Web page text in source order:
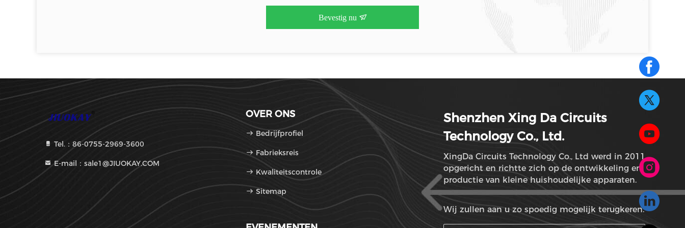
Bevestig nu
Tel.：86-0755-2969-3600
E-mail：sale1@JIUOKAY.COM
OVER ONS
Bedrijfprofiel
Fabrieksreis
Kwaliteitscontrole
Sitemap
Shenzhen Xing Da Circuits
Technology Co., Ltd.
XingDa Circuits Technology Co., Ltd werd in 2011
opgericht en richtte zich op de ontwikkeling en
productie van kleine huishoudelijke apparaten.
Wij zullen aan u zo spoedig mogelijk terugkeren.